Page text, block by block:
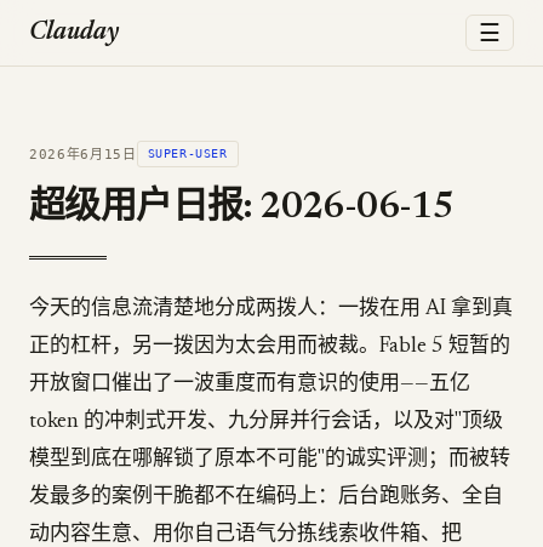
Clauday ☰
2026年6月15日 SUPER-USER
超级用户日报: 2026-06-15
今天的信息流清楚地分成两拨人：一拨在用 AI 拿到真
正的杠杆，另一拨因为太会用而被裁。Fable 5 短暂的
开放窗口催出了一波重度而有意识的使用——五亿
token 的冲刺式开发、九分屏并行会话，以及对"顶级
模型到底在哪解锁了原本不可能"的诚实评测；而被转
发最多的案例干脆都不在编码上：后台跑账务、全自
动内容生意、用你自己语气分拣线索收件箱、把